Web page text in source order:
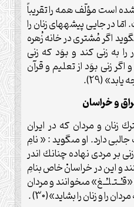
است مؤلّف همه را تقريباً
در جايى پيشه‏هاى زنان را
اگر مُشترى در خانه زُهره
را به زنى كند و بوَد كه زنى
زنى بوَد از تعليم و قرآن
(29).
و خراسان
زنان و مردان كه در ايران
دارد. او مى‏گويد : « نامِ
بر مردى نهاده ‏چنانك اندر
و اين در خراسانْ خاص بنامِ
مى‏خوانند و مردان
را و زنان را بشايد»(30) .